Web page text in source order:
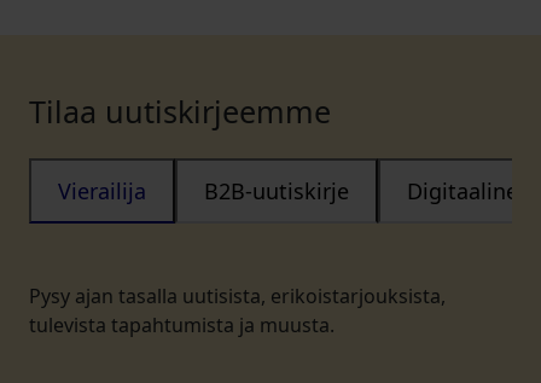
Tilaa uutiskirjeemme
Pysy ajan tasalla uutisista, erikoistarjouksista,
tulevista tapahtumista ja muusta.
Vierailija B2B-uutiskirje Digitaalinen